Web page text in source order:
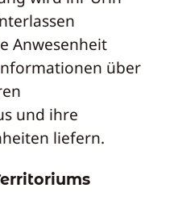
Anwesenheit
über
und ihre
liefern.